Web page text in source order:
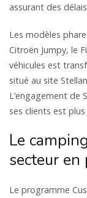
assurant des
Les modèles
Citroën Jumpy, le
véhicules est
situé au site
L’engagement de
ses clients est
Le
secteur
Le programme